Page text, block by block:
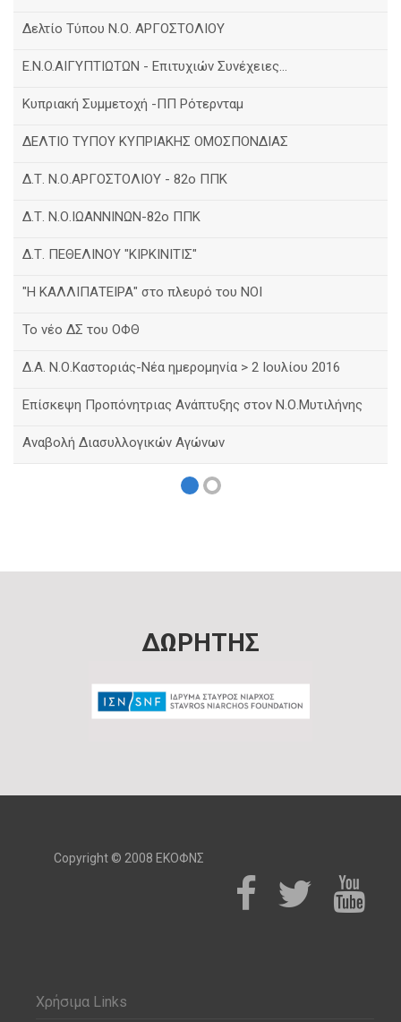
Δελτίο Τύπου Ν.Ο. ΑΡΓΟΣΤΟΛΙΟΥ
E.N.O.AIΓΥΠΤΙΩΤΩΝ - Επιτυχιών Συνέχειες...
Κυπριακή Συμμετοχή -ΠΠ Ρότερνταμ
ΔΕΛΤΙΟ ΤΥΠΟΥ ΚΥΠΡΙΑΚΗΣ ΟΜΟΣΠΟΝΔΙΑΣ
Δ.Τ. Ν.Ο.ΑΡΓΟΣΤΟΛΙΟΥ - 82ο ΠΠΚ
Δ.Τ. Ν.Ο.ΙΩΑΝΝΙΝΩΝ-82ο ΠΠΚ
Δ.Τ. ΠΕΘΕΛΙΝΟΥ "ΚΙΡΚΙΝΙΤΙΣ"
"Η ΚΑΛΛΙΠΑΤΕΙΡΑ" στο πλευρό του ΝΟΙ
Το νέο ΔΣ του ΟΦΘ
Δ.Α. Ν.Ο.Καστοριάς-Νέα ημερομηνία > 2 Ιουλίου 2016
Eπίσκεψη Προπόνητριας Ανάπτυξης στον Ν.Ο.Μυτιλήνης
Αναβολή Διασυλλογικών Αγώνων
ΔΩΡΗΤΗΣ
Copyright © 2008 ΕΚΟΦΝΣ
Χρήσιμα Links